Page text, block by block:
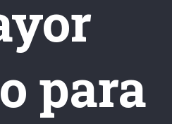
para